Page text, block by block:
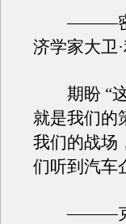
———密歇
济学家大卫
期盼 “这
就是我们的
我们的战场
们听到汽车
———克莱